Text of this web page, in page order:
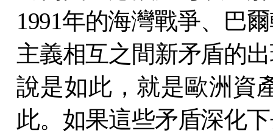
1991年的海灣戰爭、巴
主義相互之間新矛盾的
說是如此，就是歐洲資
此。如果這些矛盾深化